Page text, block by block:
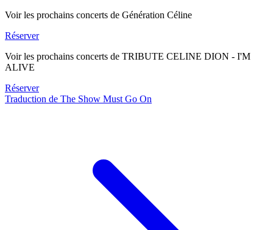
Voir les prochains concerts de Génération Céline
Réserver
Voir les prochains concerts de TRIBUTE CELINE DION - I'M
ALIVE
Réserver
Traduction de The Show Must Go On